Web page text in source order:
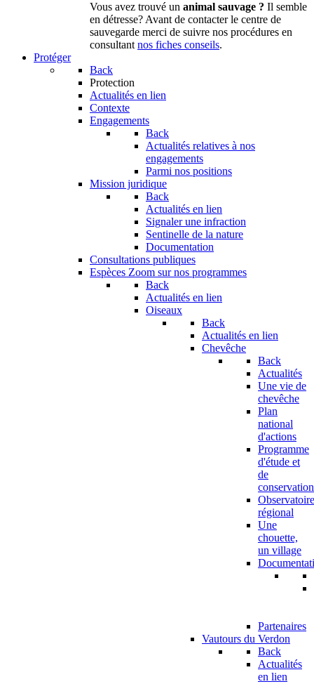
Vous avez trouvé un animal sauvage ? Il semble
en détresse? Avant de contacter le centre de
sauvegarde merci de suivre nos procédures en
consultantnos fiches conseils.
Protéger
Back
Protection
Actualités en lien
Contexte
Engagements
Back
Actualités relatives à nos
engagements
Parmi nos positions
Mission juridique
Back
Actualités en lien
Signaler une infraction
Sentinelle de la nature
Documentation
Consultations publiques
Espèces Zoom sur nos programmes
Back
Actualités en lien
Oiseaux
Back
Actualités en lien
Chevêche
Back
Actualités
Une vie de
chevêche
Plan
national
d'actions
Programme
d'étude et
de
conservation
Observatoire
régional
Une
chouette,
un village
Partenaires
Vautours du Verdon
Back
Actualités
en lien